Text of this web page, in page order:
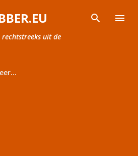
naar hoofdcontent
uit de